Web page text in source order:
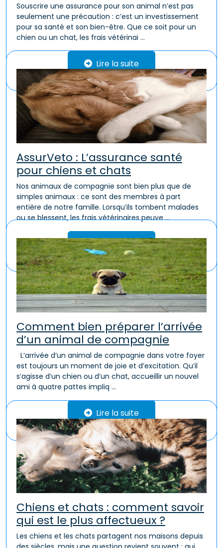
Souscrire une assurance pour son animal n’est pas
seulement une précaution : c’est un investissement
pour sa santé et son bien-être. Que ce soit pour un
chien ou un chat, les frais vétérinai ...
Lire la suite
AssurVeto : L’assurance santé
pour chiens et chats
Nos animaux de compagnie sont bien plus que de
simples animaux : ce sont des membres à part
entière de notre famille. Lorsqu’ils tombent malades
ou se blessent, les frais vétérinaires peuve ...
Lire la suite
Comment bien préparer l’arrivée
d’un animal de compagnie
L’arrivée d’un animal de compagnie dans votre foyer
est toujours un moment de joie et d’excitation. Qu’il
s’agisse d’un chien ou d’un chat, accueillir un nouvel
ami à quatre pattes impliq ...
Lire la suite
Chiens et chats : comment savoir
qui est le plus affectueux ?
Les chiens et les chats partagent nos maisons depuis